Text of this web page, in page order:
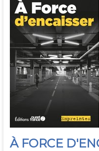
À FORCE